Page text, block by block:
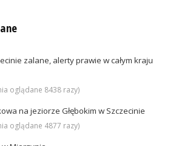
zalane, alerty prawie w całym kraju
oglądane 8438 razy)
na jeziorze Głębokim w Szczecinie
oglądane 4877 razy)